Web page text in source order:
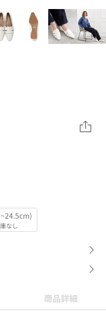
なし
商品詳細